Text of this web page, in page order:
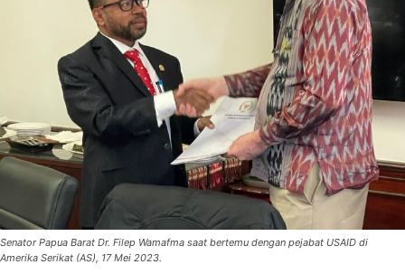
Senator Papua Barat Dr. Filep Wamafma saat bertemu dengan pejabat USAID di
Amerika Serikat (AS), 17 Mei 2023.